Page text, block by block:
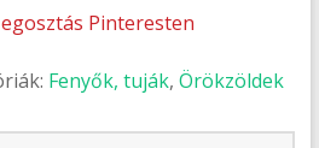
Pinteresten
Fenyők, tuják,Örökzöldek